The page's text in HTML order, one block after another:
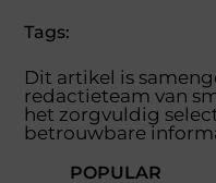
Tags:
Dit artikel is
redactieteam van
het zorgvuldig
betrouwbare
POPULAR